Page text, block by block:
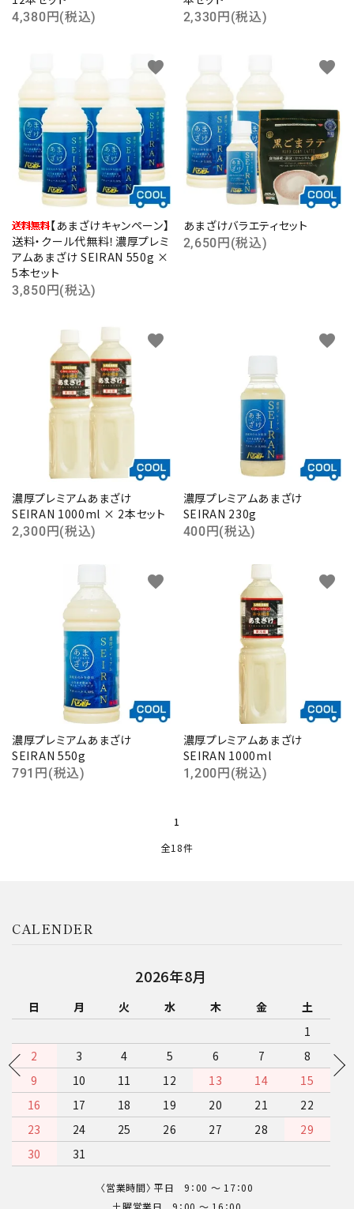
4,380円(税込) 2,330円(税込)
【あまざけキャンペーン】
送料・クール代無料！濃厚プレミ
アムあまざけ SEIRAN 550g ×
5本セット
3,850円(税込)
favorite
あまざけバラエティセット
2,650円(税込)
favorite
濃厚プレミアムあまざけ
SEIRAN 1000ml × 2本セット
2,300円(税込)
favorite
濃厚プレミアムあまざけ
SEIRAN 230g
400円(税込)
favorite
濃厚プレミアムあまざけ
SEIRAN 550g
791円(税込)
favorite
濃厚プレミアムあまざけ
SEIRAN 1000ml
1,200円(税込)
favorite
1
全18件
カテゴリー
検索する
CALENDER
2026年9月
日 月 火 水 木 金
土
5
6
7 8 9 10 11
12
13
14 15 16 17 18
19
20
21 22 23 24 25
26
27
28 29 30
〈営業時間〉 平日 9：00 〜 17：00
土曜営業日 9：00 〜 16：00